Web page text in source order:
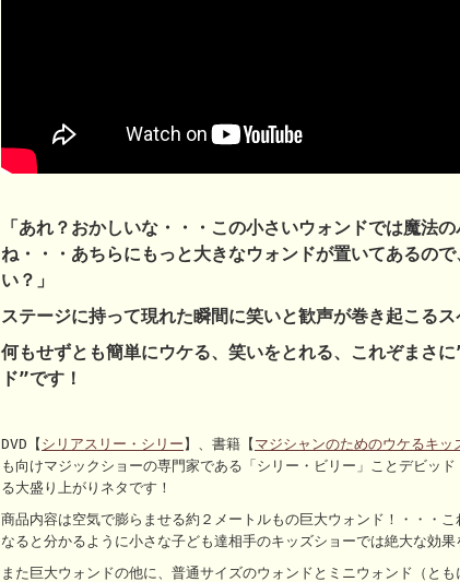
「あれ？おかしいな・・・この小さいウォンドでは魔法
ね・・・あちらにもっと大きなウォンドが置いてあるの
い？」
ステージに持って現れた瞬間に笑いと歓声が巻き起こるス
何もせずとも簡単にウケる、笑いをとれる、これぞまさ
ド”です！
DVD【シリアスリー・シリー】、書籍【マジシャンのためのウケるキッ
も向けマジックショーの専門家である「シリー・ビリー」ことデビッ
る大盛り上がりネタです！
商品内容は空気で膨らませる約２メートルもの巨大ウォンド！・・・
なると分かるように小さな子ども達相手のキッズショーでは絶大な効果
また巨大ウォンドの他に、普通サイズのウォンドとミニウォンド（と